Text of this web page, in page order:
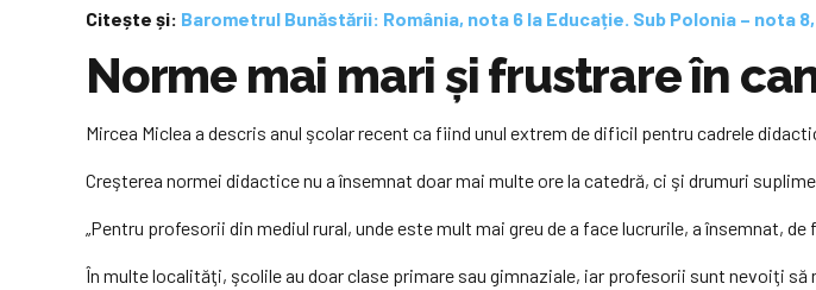
Citește și: Barometrul Bunăstării: România, nota 6 la Educație. Sub Polonia – nota
Norme mai mari şi frustrare în
Mircea Miclea a descris anul şcolar recent ca fiind unul extrem de dificil pentru cadrele
Creşterea normei didactice nu a însemnat doar mai multe ore la catedră, ci şi drumuri
„Pentru profesorii din mediul rural, unde este mult mai greu de a face lucrurile, a însemnat,
În multe localităţi, şcolile au doar clase primare sau gimnaziale, iar profesorii sunt nevoiţi